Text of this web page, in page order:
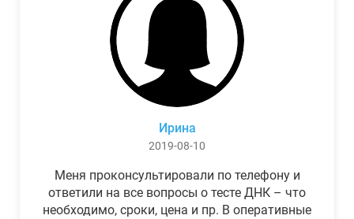
Ирина
2019-08-10
Меня проконсультировали по телефону и
ответили на все вопросы о тесте ДНК – что
необходимо, сроки, цена и пр. В оперативные